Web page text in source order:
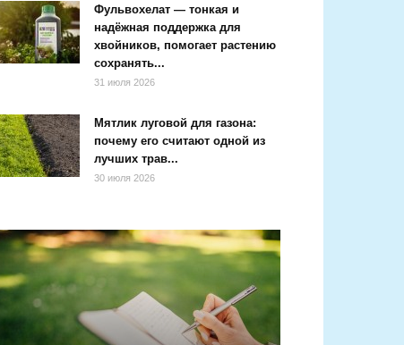
Фульвохелат — тонкая и
надёжная поддержка для
хвойников, помогает растению
сохранять...
31 июля 2026
Мятлик луговой для газона:
почему его считают одной из
лучших трав...
30 июля 2026